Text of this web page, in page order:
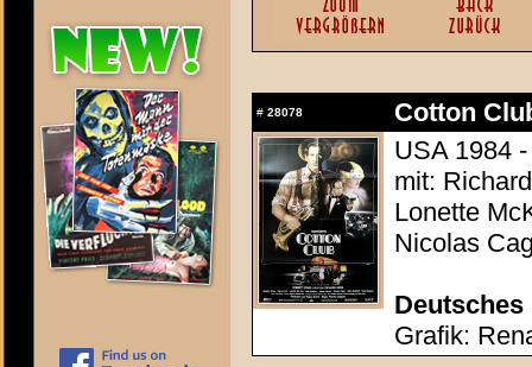
# 28078
Cotton
USA 1984
mit:
Lonette
Nicolas
Deutsches
Grafik: